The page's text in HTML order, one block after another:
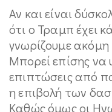
Αν και είναι
ότι ο Τραμπ έχει
γνωρίζουμε ακόμη
Μπορεί επίσης να
επιπτώσεις από
η επιβολή των
Καθώς όμως οι